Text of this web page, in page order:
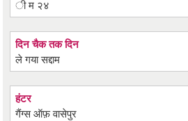
ी म २४
दिन चैक तक दिन
ले गया सद्दाम
हंटर
गैंग्स ऑफ़ वासेपुर